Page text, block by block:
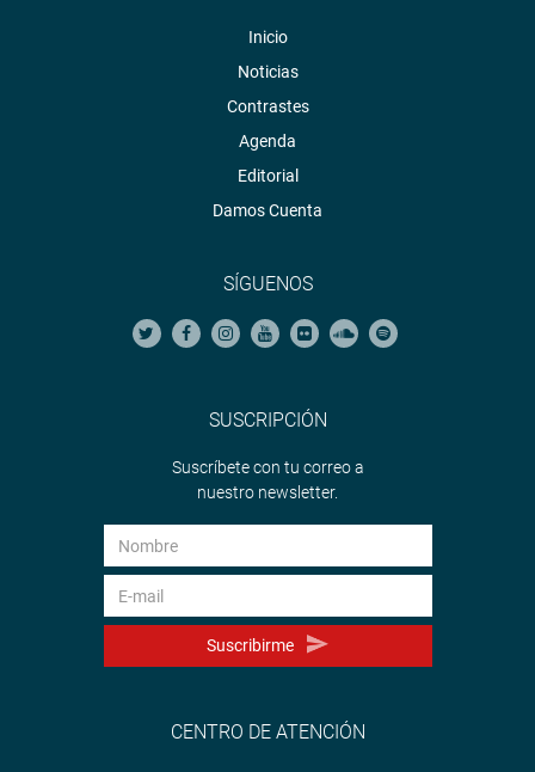
Inicio
Noticias
Contrastes
Agenda
Editorial
Damos Cuenta
SÍGUENOS
SUSCRIPCIÓN
Suscríbete con tu correo a
nuestro newsletter.
Suscribirme
CENTRO DE ATENCIÓN